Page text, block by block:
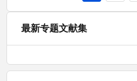
最新专题文献集